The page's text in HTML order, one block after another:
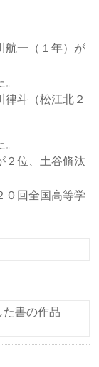
航一（１年）が
斗（松江北２
２位、土谷脩汰
０回全国高等学
た書の作品